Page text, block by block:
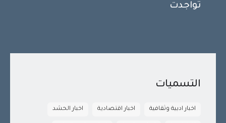
تواجدت
التسميات
اخبار ادبية وثقافية اخبار اقتصادية اخبار الحشد